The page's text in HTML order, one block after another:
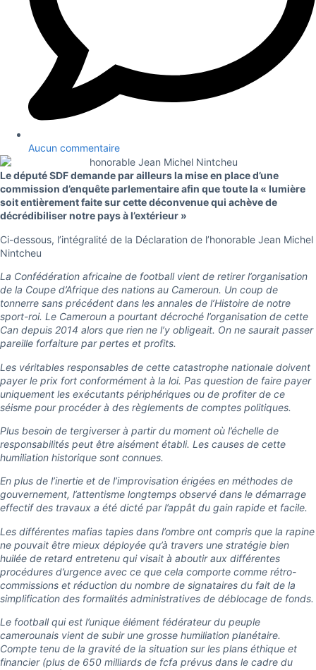
Aucun commentaire
Le député SDF demande par ailleurs la mise en place d’une
commission d’enquête parlementaire afin que toute la « lumière
soit entièrement faite sur cette déconvenue qui achève de
décrédibiliser notre pays à l’extérieur »
Ci-dessous, l’intégralité de la Déclaration de l’honorable Jean Michel
Nintcheu
La Confédération africaine de football vient de retirer l’organisation
de la Coupe d’Afrique des nations au Cameroun. Un coup de
tonnerre sans précédent dans les annales de l’Histoire de notre
sport-roi. Le Cameroun a pourtant décroché l’organisation de cette
Can depuis 2014 alors que rien ne l’y obligeait. On ne saurait passer
pareille forfaiture par pertes et profits.
Les véritables responsables de cette catastrophe nationale doivent
payer le prix fort conformément à la loi. Pas question de faire payer
uniquement les exécutants périphériques ou de profiter de ce
séisme pour procéder à des règlements de comptes politiques.
Plus besoin de tergiverser à partir du moment où l’échelle de
responsabilités peut être aisément établi. Les causes de cette
humiliation historique sont connues.
En plus de l’inertie et de l’improvisation érigées en méthodes de
gouvernement, l’attentisme longtemps observé dans le démarrage
effectif des travaux a été dicté par l’appât du gain rapide et facile.
Les différentes mafias tapies dans l’ombre ont compris que la rapine
ne pouvait être mieux déployée qu’à travers une stratégie bien
huilée de retard entretenu qui visait à aboutir aux différentes
procédures d’urgence avec ce que cela comporte comme rétro-
commissions et réduction du nombre de signataires du fait de la
simplification des formalités administratives de déblocage de fonds.
Le football qui est l’unique élément fédérateur du peuple
camerounais vient de subir une grosse humiliation planétaire.
Compte tenu de la gravité de la situation sur les plans éthique et
financier (plus de 650 milliards de fcfa prévus dans le cadre du